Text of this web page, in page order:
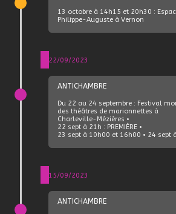
13 octobre à 14h15 et 20h30 :
Philippe-Auguste à Vernon
22/09/2023
ANTICHAMBRE
Du 22 au 24 septembre : Festival
des théâtres de marionnettes à
Charleville-Mézières •
22 sept à 21h : PREMIÈRE •
23 sept à 10h00 et 16h00 • 24 sept
15/09/2023
ANTICHAMBRE